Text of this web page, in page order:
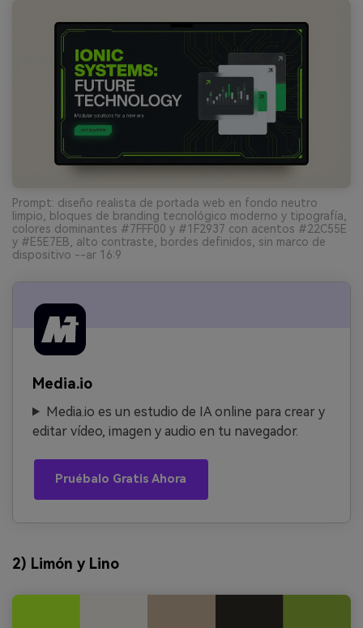
Prompt: diseño realista de portada web en fondo neutro
limpio, bloques de branding tecnológico moderno y tipografía,
colores dominantes #7FFF00 y #1F2937 con acentos #22C55E
y #E5E7EB, alto contraste, bordes definidos, sin marco de
dispositivo --ar 16:9
Media.io
Media.io es un estudio de IA online para crear y
editar vídeo, imagen y audio en tu navegador.
Pruébalo Gratis Ahora
2) Limón y Lino